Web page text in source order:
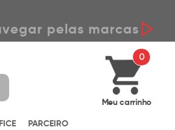
pelas marcas
0
Meu carrinho
PARCEIRO